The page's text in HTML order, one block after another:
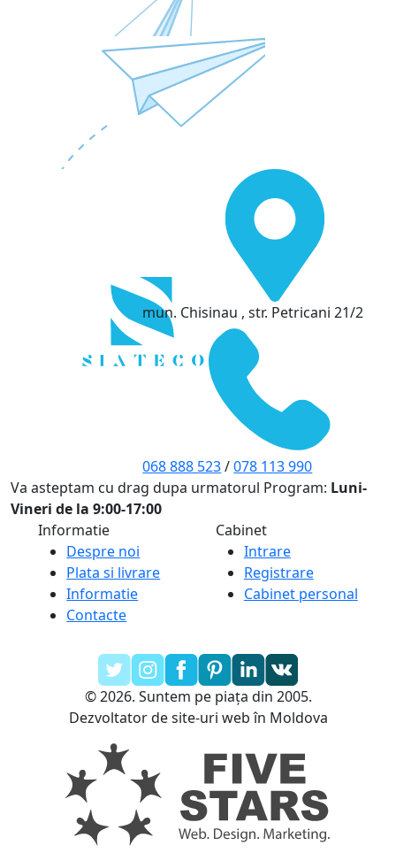
mun. Chisinau , str. Petricani 21/2
068 888 523/078 113 990
Va asteptam cu drag dupa urmatorul Program: Luni-
Vineri de la 9:00-17:00
Informatie
Despre noi
Plata si livrare
Informatie
Contacte
Cabinet
Intrare
Registrare
Cabinet personal
© 2026. Suntem pe piața din 2005.
Dezvoltator de site-uri web în Moldova